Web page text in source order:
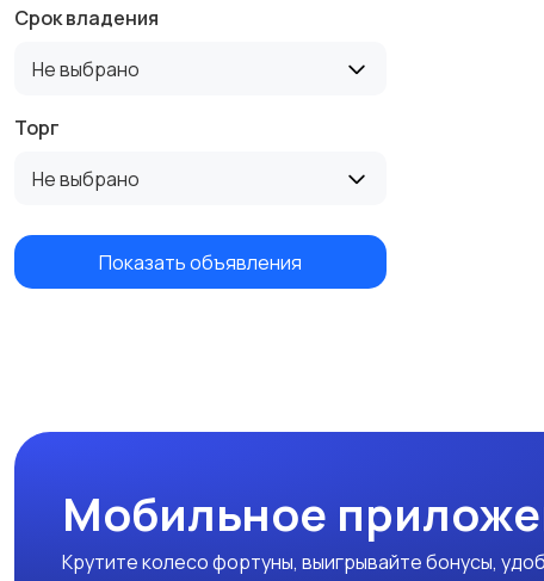
Срок владения
Не выбрано
Торг
Не выбрано
Показать объявления
Мобильное
Крутите колесо фортуны, выигрывайте бонусы,